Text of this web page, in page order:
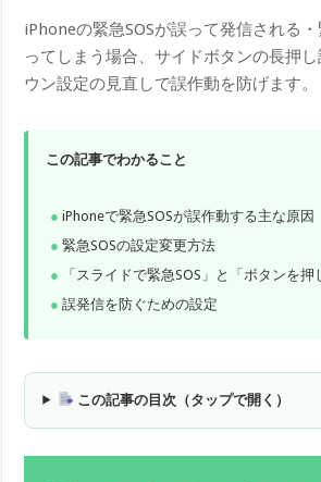
iPhoneの緊急SOSが誤って発信される
ってしまう場合、サイドボタンの長押
ウン設定の見直しで誤作動を防げます。
この記事でわかること
iPhoneで緊急SOSが誤作動する主な原因
緊急SOSの設定変更方法
「スライドで緊急SOS」と「ボタンを
誤発信を防ぐための設定
この記事の目次（タップで開く）